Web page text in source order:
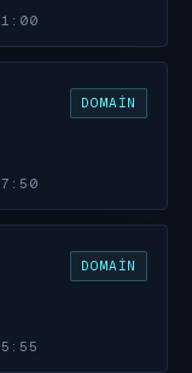
DOMAIN
DOMAIN